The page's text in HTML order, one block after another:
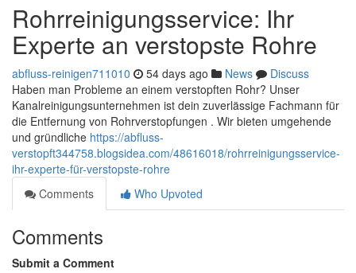
Rohrreinigungsservice: Ihr
Experte an verstopste Rohre
abfluss-reinigen711010 54 days ago News
Discuss
Haben man Probleme an einem verstopften Rohr? Unser
Kanalreinigungsunternehmen ist dein zuverlässige Fachmann für
die Entfernung von Rohrverstopfungen . Wir bieten umgehende
und gründliche https://abfluss-
verstopft344758.blogsidea.com/48616018/rohrreinigungsservice-
ihr-experte-für-verstopste-rohre
Comments
Who Upvoted
Comments
Submit a Comment